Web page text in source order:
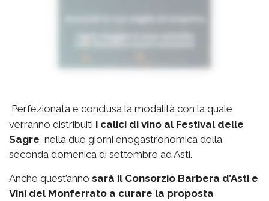
Perfezionata e conclusa la modalità con la quale
verranno distribuiti i calici di vino al Festival delle
Sagre , nella due giorni enogastronomica della
seconda domenica di settembre ad Asti.
Anche quest’anno sarà il Consorzio Barbera d’Asti e
Vini del Monferrato a curare la proposta